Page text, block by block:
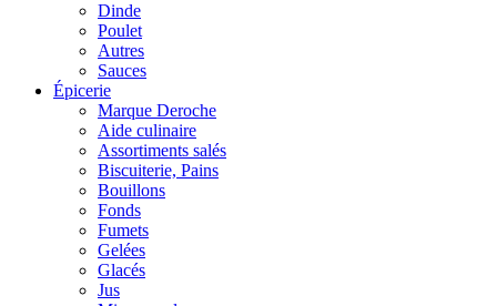
Dinde
Poulet
Autres
Sauces
Épicerie
Marque Deroche
Aide culinaire
Assortiments salés
Biscuiterie, Pains
Bouillons
Fonds
Fumets
Gelées
Glacés
Jus